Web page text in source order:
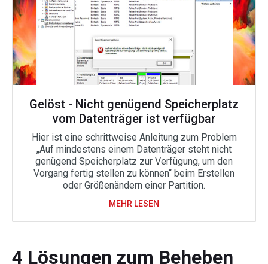
Gelöst - Nicht genügend Speicherplatz
vom Datenträger ist verfügbar
Hier ist eine schrittweise Anleitung zum Problem
„Auf mindestens einem Datenträger steht nicht
genügend Speicherplatz zur Verfügung, um den
Vorgang fertig stellen zu können“ beim Erstellen
oder Größenändern einer Partition.
MEHR LESEN
4 Lösungen zum Beheben